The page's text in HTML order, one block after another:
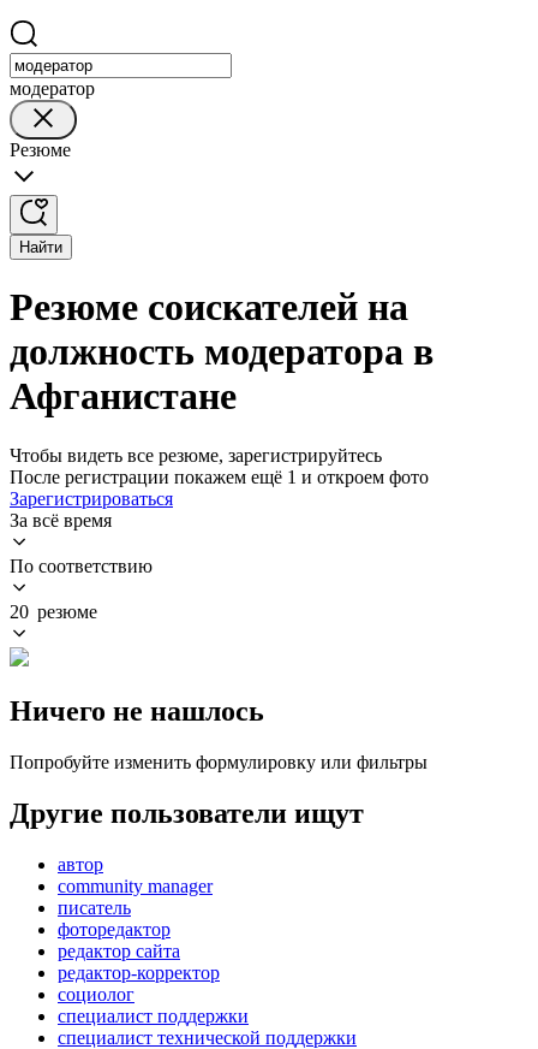
модератор
Резюме
Найти
Резюме соискателей на
должность модератора в
Афганистане
Чтобы видеть все резюме, зарегистрируйтесь
После регистрации покажем ещё 1 и откроем фото
Зарегистрироваться
За всё время
По соответствию
20 резюме
Ничего не нашлось
Попробуйте изменить формулировку или фильтры
Другие пользователи ищут
автор
community manager
писатель
фоторедактор
редактор сайта
редактор-корректор
социолог
специалист поддержки
специалист технической поддержки